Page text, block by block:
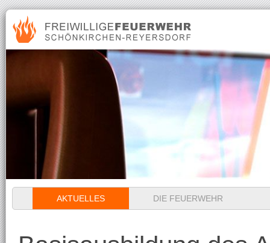
Navigation
AKTUELLES DIE FEUERWEHR